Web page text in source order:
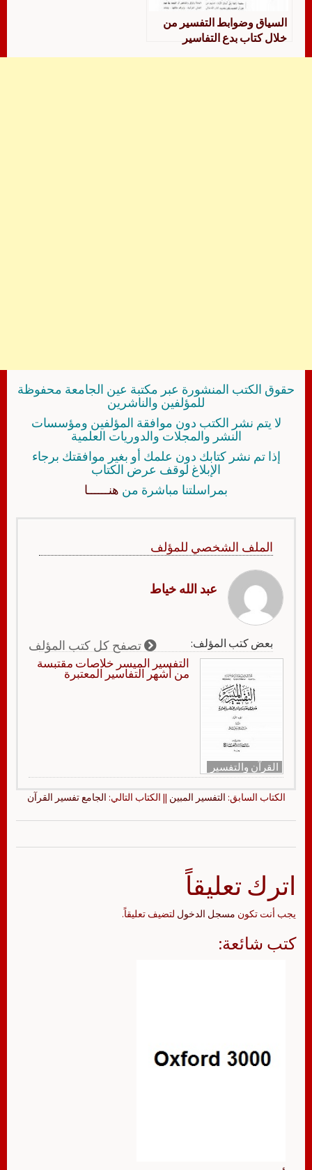
السياق وضوابط التفسير من
خلال كتاب بدع التفاسير
حقوق الكتب المنشورة عبر مكتبة عين الجامعة محفوظة
للمؤلفين والناشرين
لا يتم نشر الكتب دون موافقة المؤلفين ومؤسسات
النشر والمجلات والدوريات العلمية
إذا تم نشر كتابك دون علمك أو بغير موافقتك برجاء
الإبلاغ لوقف عرض الكتاب
بمراسلتنا مباشرة من هنــــــا
الملف الشخصي للمؤلف
عبد الله خياط
بعض كتب المؤلف: تصفح كل كتب المؤلف
القرآن والتفسير
التفسير الميسر خلاصات مقتبسة
من أشهر التفاسير المعتبرة
الكتاب السابق: التفسير المبين || الكتاب التالي: الجامع تفسير القرآن
اترك تعليقاً
يجب أنت تكون مسجل الدخول لتضيف تعليقاً.
كتب شائعة: